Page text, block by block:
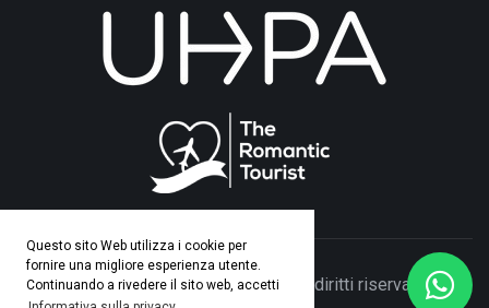
Questo sito Web utilizza i cookie per
fornire una migliore esperienza utente.
Continuando a rivedere il sito web, accetti
© Copyright 2026 Adamo Travel. Tutti i diritti riservati. Made